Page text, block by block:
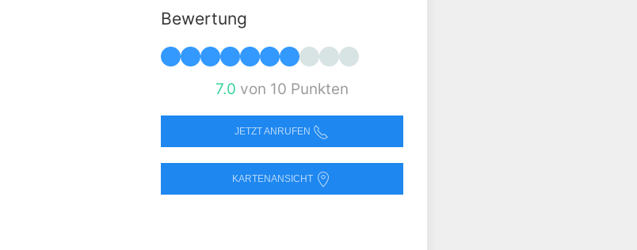
Bewertung
7.0 von 10 Punkten
JETZT ANRUFEN
KARTENANSICHT